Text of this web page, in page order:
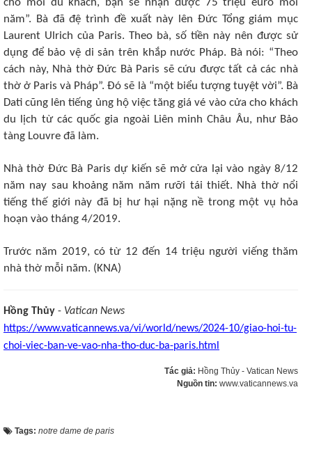
năm”. Bà đã đệ trình đề xuất này lên Đức Tổng giám mục
Laurent Ulrich của Paris. Theo bà, số tiền này nên được sử
dụng để bảo vệ di sản trên khắp nước Pháp. Bà nói: “Theo
cách này, Nhà thờ Đức Bà Paris sẽ cứu được tất cả các nhà
thờ ở Paris và Pháp”. Đó sẽ là “một biểu tượng tuyệt vời”. Bà
Dati cũng lên tiếng ủng hộ việc tăng giá vé vào cửa cho khách
du lịch từ các quốc gia ngoài Liên minh Châu Âu, như Bảo
tàng Louvre đã làm.
Nhà thờ Đức Bà Paris dự kiến sẽ mở cửa lại vào ngày 8/12
năm nay sau khoảng năm năm rưỡi tái thiết. Nhà thờ nổi
tiếng thế giới này đã bị hư hại nặng nề trong một vụ hỏa
hoạn vào tháng 4/2019.
Trước năm 2019, có từ 12 đến 14 triệu người viếng thăm
nhà thờ mỗi năm. (KNA)
Hồng Thủy - Vatican News
https://www.vaticannews.va/vi/world/news/2024-10/giao-hoi-tu-
choi-viec-ban-ve-vao-nha-tho-duc-ba-paris.html
Tác giả: Hồng Thủy - Vatican News
Nguồn tin: www.vaticannews.va
Tags: notre dame de paris